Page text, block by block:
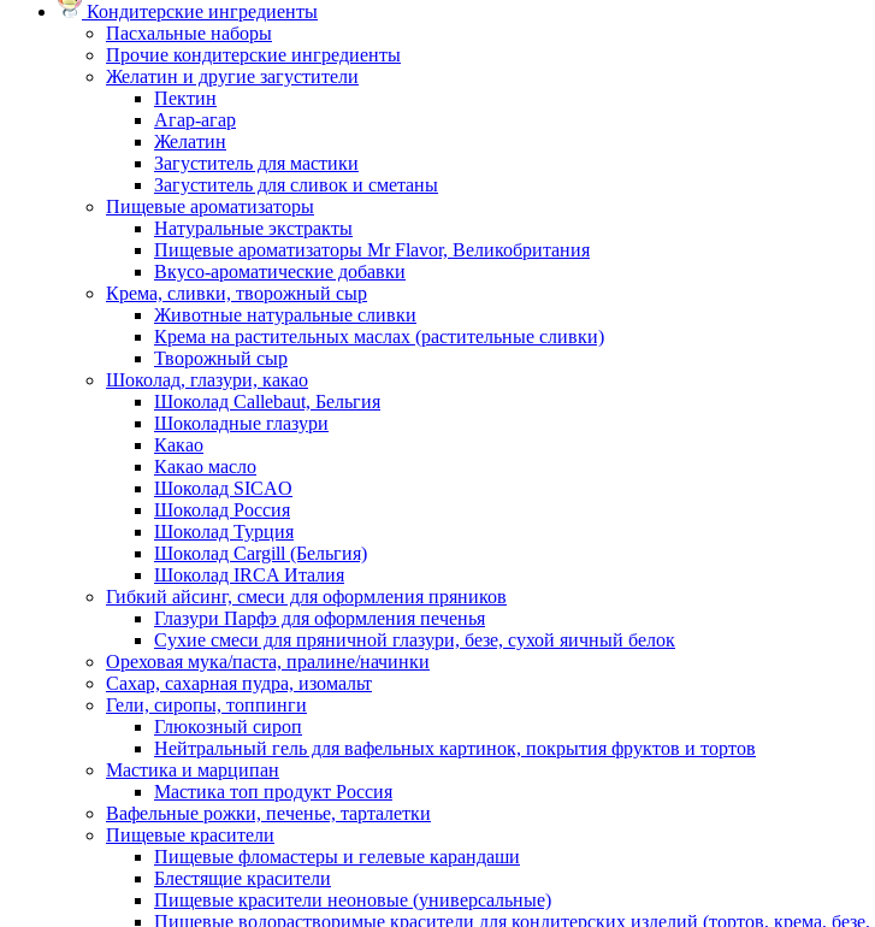
Кондитерские ингредиенты
Пасхальные наборы
Прочие кондитерские ингредиенты
Желатин и другие загустители
Пектин
Агар-агар
Желатин
Загуститель для мастики
Загуститель для сливок и сметаны
Пищевые ароматизаторы
Натуральные экстракты
Пищевые ароматизаторы Mr Flavor, Великобритания
Вкусо-ароматические добавки
Крема, сливки, творожный сыр
Животные натуральные сливки
Крема на растительных маслах (растительные сливки)
Творожный сыр
Шоколад, глазури, какао
Шоколад Callebaut, Бельгия
Шоколадные глазури
Какао
Какао масло
Шоколад SICAO
Шоколад Россия
Шоколад Турция
Шоколад Cargill (Бельгия)
Шоколад IRCA Италия
Гибкий айсинг, смеси для оформления пряников
Глазури Парфэ для оформления печенья
Сухие смеси для пряничной глазури, безе, сухой яичный белок
Ореховая мука/паста, пралине/начинки
Сахар, сахарная пудра, изомальт
Гели, сиропы, топпинги
Глюкозный сироп
Нейтральный гель для вафельных картинок, покрытия фруктов и тортов
Мастика и марципан
Мастика топ продукт Россия
Вафельные рожки, печенье, тарталетки
Пищевые красители
Пищевые фломастеры и гелевые карандаши
Блестящие красители
Пищевые красители неоновые (универсальные)
Пищевые водорастворимые красители для кондитерских изделий (тортов, крема,